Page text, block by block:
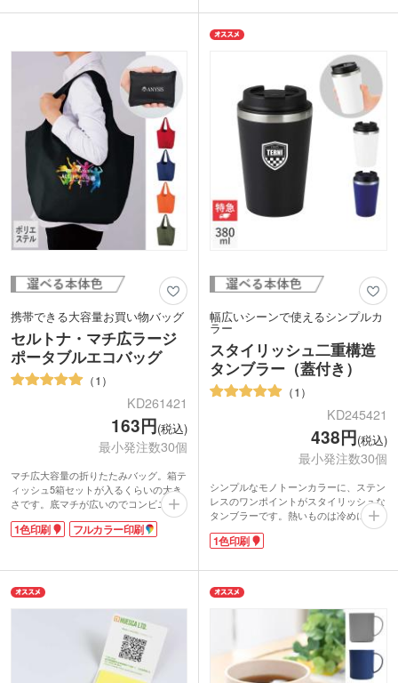
パクトに折り畳めるのもうれしいポイン
男女問わずお使いいただける色展開で
す。セレクトショップやアパレルなどの
周年記念やキャンペーンにいかがでしょ
うか。
表示価格は印刷代込みの格安価格！フル
カラーのデザインも1色のデザインも同
価格でご案内。1枚からご注文いただけ
ます。使い勝手の良いサイズはイベント
のオリジナルグッズ作成等に人気。細か
なデザインが表現可能なので、集合写真
を印刷した卒業記念品にもおすすめで
携帯できる大容量お買い物バッグ
セルトナ・マチ広ラージ
ポータブルエコバッグ
1
KD261421
163円(税込)
最小発注数30個
マチ広大容量の折りたたみバッグ。箱テ
ィッシュ5箱セットが入るくらいの大き
さです。底マチが広いのでコンビニ弁当
をフラットに入れられます。使わない時
は折りたたんでコンパクトに収納可能。
物が重たくなっても安心。毎日のお買い
物にお使いいただけます。
やイベント名を入れたノベルティ制作に
1色印刷 フルカラー印刷
幅広いシーンで使えるシンプルカ
ラー
スタイリッシュ二重構造
タンブラー（蓋付き）
1
KD245421
438円(税込)
最小発注数30個
シンプルなモノトーンカラーに、ステン
レスのワンポイントがスタイリッシュな
タンブラーです。熱いものは冷めにく
く、冷たいものは結露しにくい二重構造
になっています。開け閉めラクラクなフ
ト。ホコリなどが入りにくく、飲み口か
らはこぼれにくいです。フラップは後ろ
に倒して固定もできます。
1色で名入れが可能です。カフェのロゴ
を印刷してオープン記念や周年記念のノ
ベルティにおすすめです。
1色印刷